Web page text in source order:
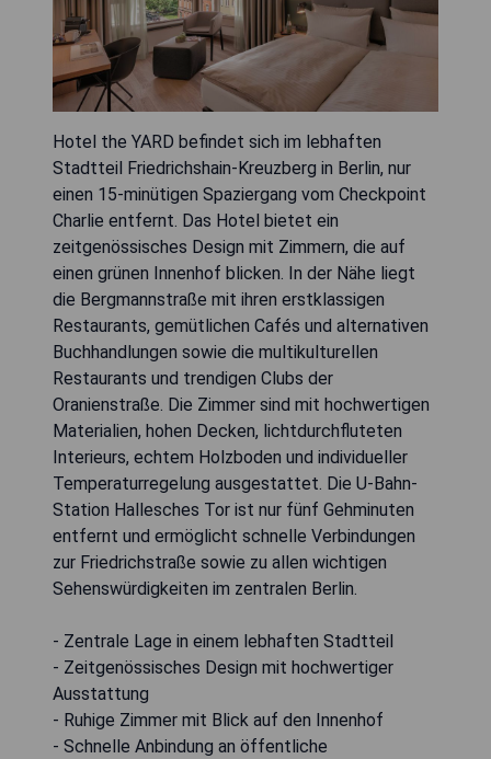
Hotel the YARD befindet sich im lebhaften
Stadtteil Friedrichshain-Kreuzberg in Berlin, nur
einen 15-minütigen Spaziergang vom Checkpoint
Charlie entfernt. Das Hotel bietet ein
zeitgenössisches Design mit Zimmern, die auf
einen grünen Innenhof blicken. In der Nähe liegt
die Bergmannstraße mit ihren erstklassigen
Restaurants, gemütlichen Cafés und alternativen
Buchhandlungen sowie die multikulturellen
Restaurants und trendigen Clubs der
Oranienstraße. Die Zimmer sind mit hochwertigen
Materialien, hohen Decken, lichtdurchfluteten
Interieurs, echtem Holzboden und individueller
Temperaturregelung ausgestattet. Die U-Bahn-
Station Hallesches Tor ist nur fünf Gehminuten
entfernt und ermöglicht schnelle Verbindungen
zur Friedrichstraße sowie zu allen wichtigen
Sehenswürdigkeiten im zentralen Berlin.
- Zentrale Lage in einem lebhaften Stadtteil
- Zeitgenössisches Design mit hochwertiger
Ausstattung
- Ruhige Zimmer mit Blick auf den Innenhof
- Schnelle Anbindung an öffentliche